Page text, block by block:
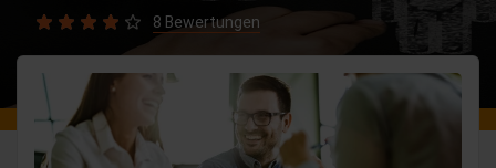
8 Bewertungen